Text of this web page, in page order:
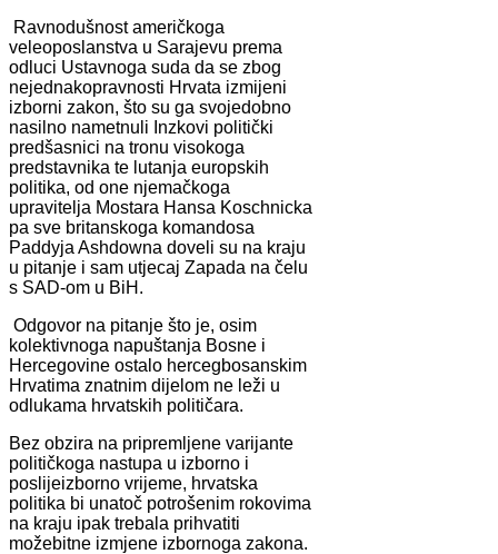
Ravnodušnost američkoga
veleoposlanstva u Sarajevu prema
odluci Ustavnoga suda da se zbog
nejednakopravnosti Hrvata izmijeni
izborni zakon, što su ga svojedobno
nasilno nametnuli Inzkovi politički
predšasnici na tronu visokoga
predstavnika te lutanja europskih
politika, od one njemačkoga
upravitelja Mostara Hansa Koschnicka
pa sve britanskoga komandosa
Paddyja Ashdowna doveli su na kraju
u pitanje i sam utjecaj Zapada na čelu
s SAD-om u BiH.
Odgovor na pitanje što je, osim
kolektivnoga napuštanja Bosne i
Hercegovine ostalo hercegbosanskim
Hrvatima znatnim dijelom ne leži u
odlukama hrvatskih političara.
Bez obzira na pripremljene varijante
političkoga nastupa u izborno i
poslijeizborno vrijeme, hrvatska
politika bi unatoč potrošenim rokovima
na kraju ipak trebala prihvatiti
možebitne izmjene izbornoga zakona.